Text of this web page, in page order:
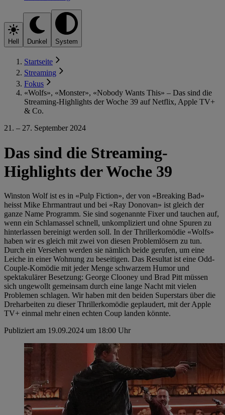
Hell Dunkel System
Startseite
Streaming
Fokus
«Wolfs», «Monster», «Nobody Wants This» – Das sind die
Streaming-Highlights der Woche 39 auf Netflix, Apple TV+
& Co.
21. – 27. September 2024
Das sind die Streaming-
Highlights der Woche 39
Winston Wolf ist es in «Pulp Fiction», der von «Breaking Bad»
heisst Mike Ehrmantraut und bei «Ray Donovan» ist gleich der
ganze Name Programm. Sie sind sogenannte Fixer und tauchen auf,
wenn ein Schlamassel schnell, unkompliziert und ohne Spuren zu
hinterlassen bereinigt werden soll. In der Thrillerkomödie «Wolfs»
haben wir es gleich mit zwei von diesen Problemlösern zu tun.
Durch ein Versehen werden sie nämlich beide gerufen, um eine
Leiche in einer Wohnung zu beseitigen. Das Resultat ist eine Odd-
Couple-Komödie mit jeder Menge schwarzem Humor und
spektakulärer Besetzung: George Clooney und Brad Pitt müssen
sich ungewollt gemeinsam durch eine lange Nacht mit vielen
Problemen schlagen. Wir haben mit den beiden Superstars über die
Dreharbeiten zu dieser Thrillerkomödie geplaudert, mit der Apple
TV+ einmal mehr einen echten Coup landen könnte.
Publiziert am 19.09.2024 um 18:00 Uhr